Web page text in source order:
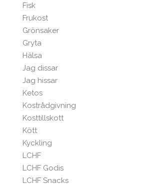
Fisk
Frukost
Grönsaker
Gryta
Hälsa
Jag dissar
Jag hissar
Ketos
Kostrådgivning
Kosttillskott
Kött
Kyckling
LCHF
LCHF Godis
LCHF Snacks